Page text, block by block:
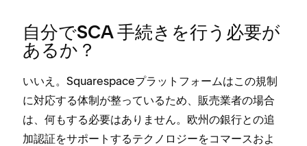
自分でSCA 手続きを行う必要が
あるか⁠？
いいえ⁠。Squarespaceプラ⁠ットフ⁠ォ⁠ームはこの規制
に対応する体制が整⁠っているため⁠、販売業者の場合
は⁠、何もする必要はありません⁠。欧州の銀行との追
加認証をサポ⁠ートするテクノロジ⁠ーをコマ⁠ースおよ